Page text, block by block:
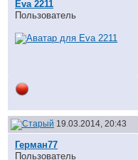
Eva 2211
Пользователь
19.03.2014, 20:43
Герман77
Пользователь